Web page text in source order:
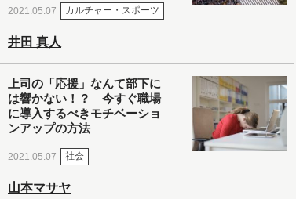
2021.05.07 カルチャー・スポーツ
井田 真人
上司の「応援」なんて部下に
は響かない！？ 今すぐ職場
に導入するべきモチベーショ
ンアップの方法
2021.05.07 社会
山本マサヤ